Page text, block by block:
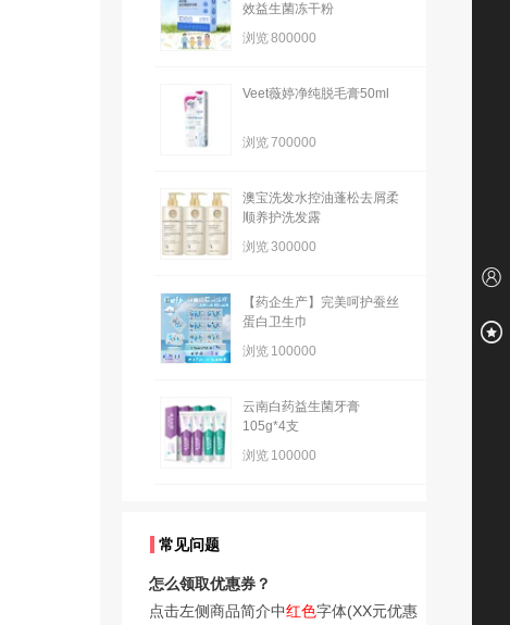
效益生菌冻干粉
浏览800000
Veet薇婷净纯脱毛膏50ml
浏览700000
澳宝洗发水控油蓬松去屑柔
顺养护洗发露
浏览300000
【药企生产】完美呵护蚕丝
蛋白卫生巾
浏览 100000
云南白药益生菌牙膏
105g*4支
浏览 100000
常见问题
怎么领取优惠券？
点击左侧商品简介中红色字体(XX元优惠